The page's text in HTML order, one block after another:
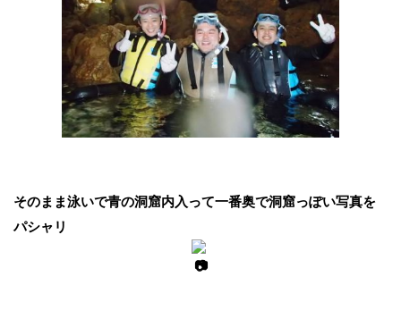
そのまま泳いで青の洞窟内入って一番奥で洞窟っぽい写真を
パシャリ